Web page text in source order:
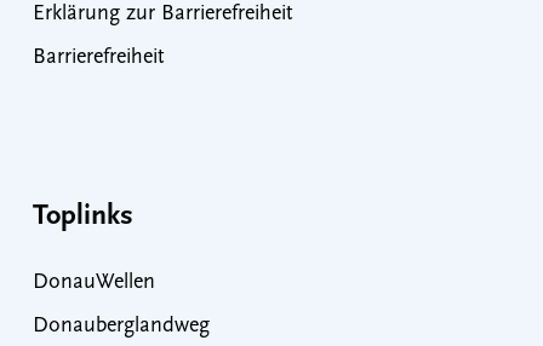
Erklärung zur Barrierefreiheit
Barrierefreiheit
Toplinks
DonauWellen
Donauberglandweg